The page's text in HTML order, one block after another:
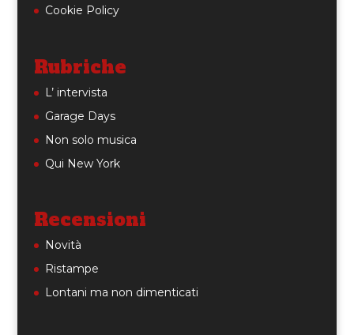
Cookie Policy
Rubriche
L’ intervista
Garage Days
Non solo musica
Qui New York
Recensioni
Novità
Ristampe
Lontani ma non dimenticati